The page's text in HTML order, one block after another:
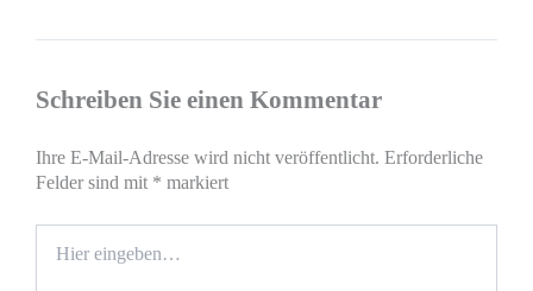
Schreiben Sie einen Kommentar
Ihre E-Mail-Adresse wird nicht veröffentlicht. Erforderliche
Felder sind mit * markiert
eingeben…